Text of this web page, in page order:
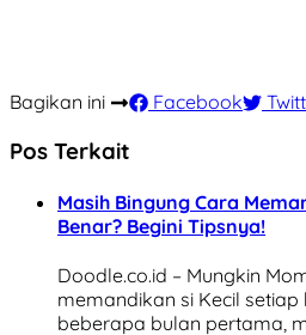
Bagikan ini Facebook
Pos Terkait
Masih Bingung Cara
Benar? Begini Tipsnya!
Doodle.co.id – Mungkin
memandikan si Kecil setiap
beberapa bulan pertama,